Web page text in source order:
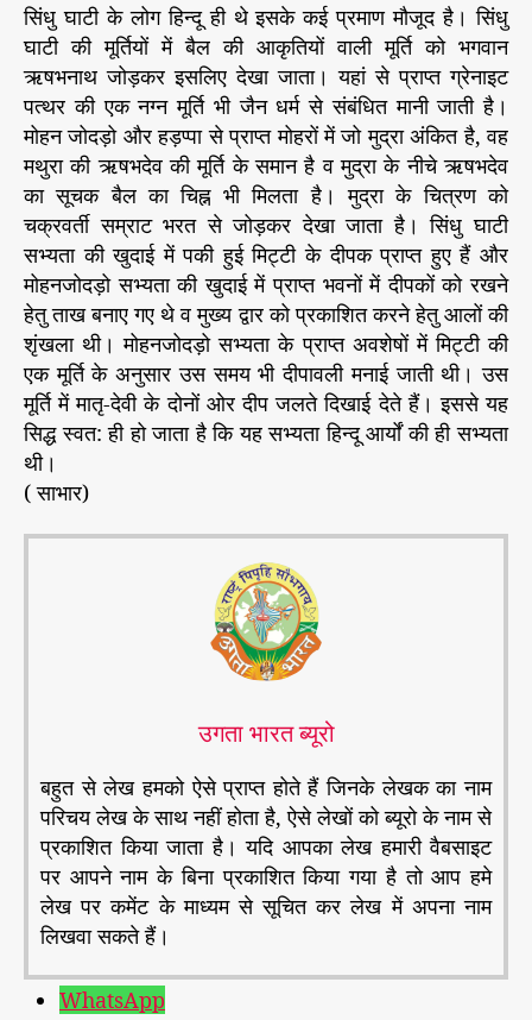
सिंधु घाटी के लोग हिन्दू ही थे इसके कई प्रमाण मौजूद है। सिंधु
घाटी की मूर्तियों में बैल की आकृतियों वाली मूर्ति को भगवान
ऋषभनाथ जोड़कर इसलिए देखा जाता। यहां से प्राप्त ग्रेनाइट
पत्थर की एक नग्न मूर्ति भी जैन धर्म से संबंधित मानी जाती है।
मोहन जोदड़ो और हड़प्पा से प्राप्त मोहरों में जो मुद्रा अंकित है, वह
मथुरा की ऋषभदेव की मूर्ति के समान है व मुद्रा के नीचे ऋषभदेव
का सूचक बैल का चिह्न भी मिलता है। मुद्रा के चित्रण को
चक्रवर्ती सम्राट भरत से जोड़कर देखा जाता है। सिंधु घाटी
सभ्यता की खुदाई में पकी हुई मिट्टी के दीपक प्राप्त हुए हैं और
मोहनजोदड़ो सभ्यता की खुदाई में प्राप्त भवनों में दीपकों को रखने
हेतु ताख बनाए गए थे व मुख्य द्वार को प्रकाशित करने हेतु आलों की
शृंखला थी। मोहनजोदड़ो सभ्यता के प्राप्त अवशेषों में मिट्टी की
एक मूर्ति के अनुसार उस समय भी दीपावली मनाई जाती थी। उस
मूर्ति में मातृ-देवी के दोनों ओर दीप जलते दिखाई देते हैं। इससे यह
सिद्ध स्वत: ही हो जाता है कि यह सभ्यता हिन्दू आर्यों की ही सभ्यता
थी।
( साभार)
उगता भारत ब्यूरो
बहुत से लेख हमको ऐसे प्राप्त होते हैं जिनके लेखक का नाम
परिचय लेख के साथ नहीं होता है, ऐसे लेखों को ब्यूरो के नाम से
प्रकाशित किया जाता है। यदि आपका लेख हमारी वैबसाइट
पर आपने नाम के बिना प्रकाशित किया गया है तो आप हमे
लेख पर कमेंट के माध्यम से सूचित कर लेख में अपना नाम
लिखवा सकते हैं।
WhatsApp